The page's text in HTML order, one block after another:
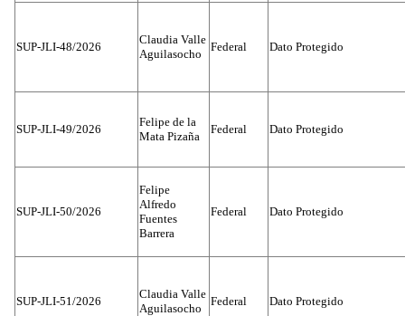
SUP-JLI-48/2026
Claudia Valle
Aguilasocho
Federal Dato Protegido
SUP-JLI-49/2026
Felipe de la
Mata Pizaña
Federal Dato Protegido
SUP-JLI-50/2026
Felipe
Alfredo
Fuentes
Barrera
Federal Dato Protegido
SUP-JLI-51/2026
Claudia Valle
Aguilasocho
Federal Dato Protegido